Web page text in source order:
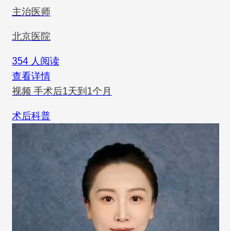
主治医师
北京医院
354 人阅读
查看详情
视频 手术后1天到1个月
术后科普